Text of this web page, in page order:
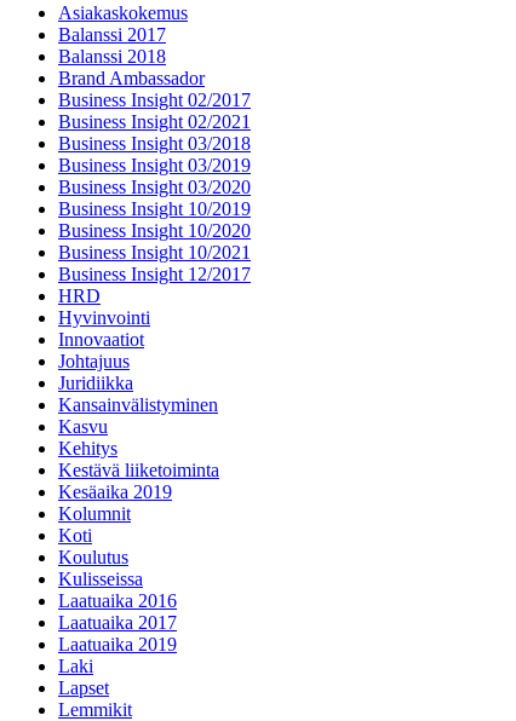
Asiakaskokemus
Balanssi 2017
Balanssi 2018
Brand Ambassador
Business Insight 02/2017
Business Insight 02/2021
Business Insight 03/2018
Business Insight 03/2019
Business Insight 03/2020
Business Insight 10/2019
Business Insight 10/2020
Business Insight 10/2021
Business Insight 12/2017
HRD
Hyvinvointi
Innovaatiot
Johtajuus
Juridiikka
Kansainvälistyminen
Kasvu
Kehitys
Kestävä liiketoiminta
Kesäaika 2019
Kolumnit
Koti
Koulutus
Kulisseissa
Laatuaika 2016
Laatuaika 2017
Laatuaika 2019
Laki
Lapset
Lemmikit